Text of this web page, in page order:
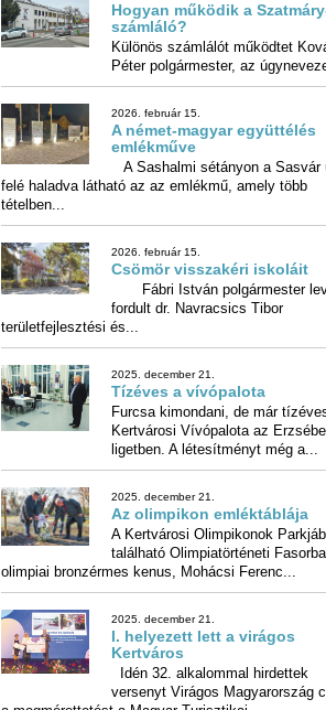
2026. február 15.
Hogyan működik a
számláló?
2026. február 15.
A német-magyar együttélés
emlékműve
tételben...
2026. február 15.
Csömör visszakéri iskoláit
Fábri István polgármester
fordult dr. Navracsics
területfejlesztési és...
2025. december 21.
Tízéves a vívópalota
Furcsa kimondani, de már
Kertvárosi Vívópalota az
2025. december 21.
Az olimpikon emléktáblája
A Kertvárosi Olimpikonok
található Olimpiatörténeti Fasorban
olimpiai bronzérmes kenus, Mohácsi Ferenc...
2025. december 21.
I. helyezett lett a virágos
Kertváros